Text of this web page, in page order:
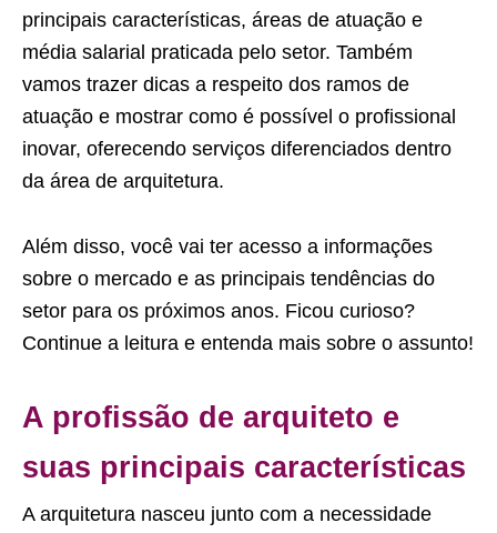
principais características, áreas de atuação e
média salarial praticada pelo setor. Também
vamos trazer dicas a respeito dos ramos de
atuação e mostrar como é possível o profissional
inovar, oferecendo serviços diferenciados dentro
da área de arquitetura.
Além disso, você vai ter acesso a informações
sobre o mercado e as principais tendências do
setor para os próximos anos. Ficou curioso?
Continue a leitura e entenda mais sobre o assunto!
A profissão de arquiteto e
suas principais características
A arquitetura nasceu junto com a necessidade